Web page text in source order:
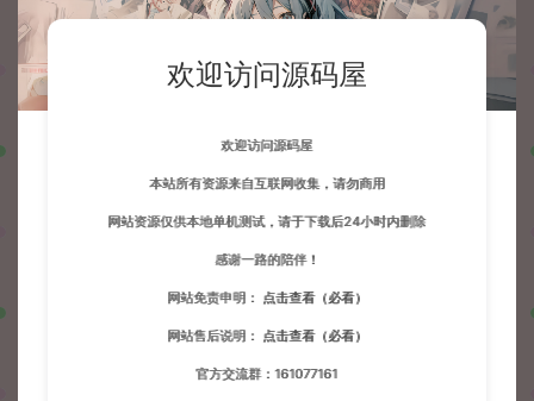
欢迎访问源码屋
欢迎访问源码屋
本站所有资源来自互联网收集，请勿商用
网站资源仅供本地单机测试，请于下载后24小时内删除
感谢一路的陪伴！
网站免责申明： 点击查看（必看）
网站售后说明： 点击查看（必看）
官方交流群：161077161